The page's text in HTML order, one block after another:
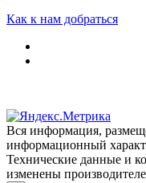
Как к нам добраться
Вся информация,
информационный
Технические данные и
изменены